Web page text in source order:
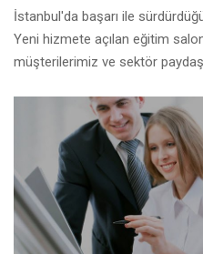
İstanbul'da başarı ile
Yeni hizmete açılan eğitim
müşterilerimiz ve sektör